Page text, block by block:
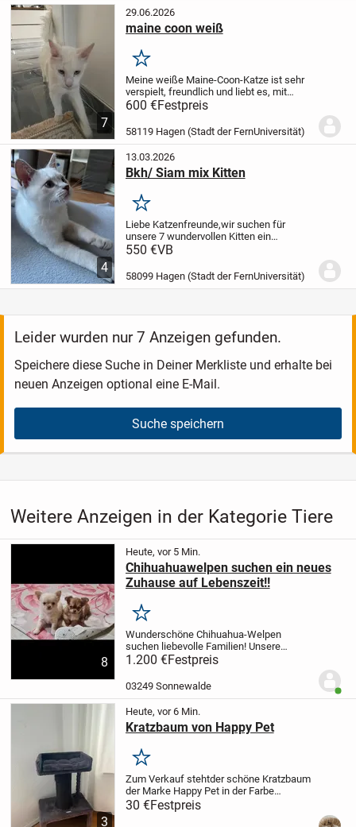
7
29.06.2026
maine coon weiß
Merken
Meine weiße Maine-Coon-Katze ist sehr
verspielt, freundlich und liebt es, mit
Menschen zu spielen. Sie kratzt dabei
nicht und ist sehr vorsichtig. Manchmal
erkundet sie auch draußen die
Umgebung,...
600 €Festpreis
58119 Hagen (Stadt der FernUniversität)
4
13.03.2026
Bkh/ Siam mix Kitten
Merken
Liebe Katzenfreunde,wir suchen für
unsere 7 wundervollen Kitten ein
liebevolles Zuhause.
noch verfügbar. Er ist sehr verschmust,
neugierig und...
550 €VB
58099 Hagen (Stadt der FernUniversität)
Leider wurden nur 7 Anzeigen gefunden.
Speichere diese Suche in Deiner Merkliste und erhalte bei
neuen Anzeigen optional eine E-Mail.
Suche speichern
Weitere Anzeigen in der Kategorie Tiere
8
Heute, vor 5 Min.
Chihuahuawelpen suchen ein neues
Zuhause auf Lebenszeit!!
Merken
Wunderschöne Chihuahua-Welpen
suchen liebevolle Familien! Unsere
Kleinen sind am 10.06. geboren Sie
können ab 19.08 ins neues zu Hause
ziehen. Sie sind geimpft, entwurmt,
1.200 €Festpreis
03249 Sonnewalde
3
Heute, vor 6 Min.
Kratzbaum von Happy Pet
Merken
Zum Verkauf stehtder schöne Kratzbaum
der Marke Happy Pet in der Farbe
Anthrazit.Ausstattung: Kuschelbett mit
Rand oben, integrierte Katzenhöhle unten
30 €Festpreis